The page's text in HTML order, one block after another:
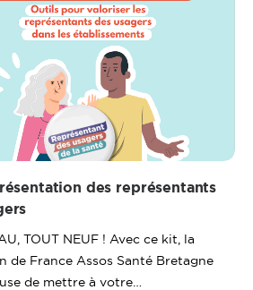
des représentants
TOUT NEUF ! Avec ce kit, la
de France Assos Santé Bretagne
de mettre à votre…